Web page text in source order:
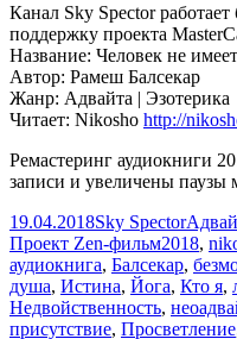
Канал Sky Spector
поддержку проекта
Название: Человек не
Автор: Рамеш Балсекар
Жанр: Адвайта | Эзотерика
Читает: Nikosho http://
Ремастеринг аудиокниги
записи и увеличены
Опубликовано
19.04.2018Автор
Sky Spector
Проект Zen-фильмМетки
2018,
аудиокнига, Балсекар,
душа, Истина, Йога, Кто я,
Недвойственность,
присутствие, Просветление